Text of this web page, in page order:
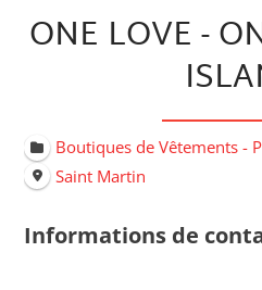
ONE LOVE -
Boutiques de Vêtements -
Saint Martin
Informations de